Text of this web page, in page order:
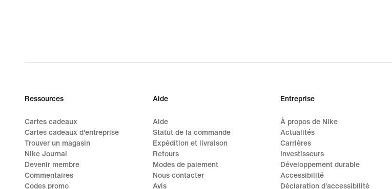
Ressources
Cartes cadeaux
Cartes cadeaux d'entreprise
Trouver un magasin
Nike Journal
Devenir membre
Commentaires
Codes promo
Aide
Aide
Statut de la commande
Expédition et livraison
Retours
Modes de paiement
Nous contacter
Avis
Entreprise
À propos de Nike
Actualités
Carrières
Investisseurs
Développement durable
Accessibilité
Déclaration d'accessibilité